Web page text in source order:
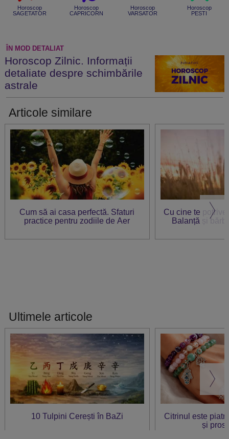
Horoscop
SAGETATOR
Horoscop
CAPRICORN
Horoscop
VARSATOR
Horoscop
PESTI
ÎN MOD DETALIAT
Horoscop Zilnic. Informații
detaliate despre schimbările
astrale
Articole similare
Cum să ai casa perfectă. Sfaturi
practice pentru zodiile de Aer
Cu cine te
Balanță și
Ultimele articole
10 Tulpini Cerești în BaZi
Citrinul este
și